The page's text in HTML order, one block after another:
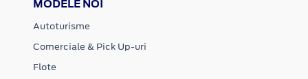
MODELE NOI
Autoturisme
Comerciale & Pick Up-uri
Flote